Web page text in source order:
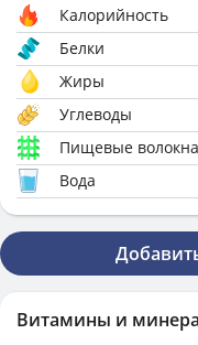
Калорийность
Белки
Жиры
Углеводы
Пищевые волокна
Вода
Витамины и